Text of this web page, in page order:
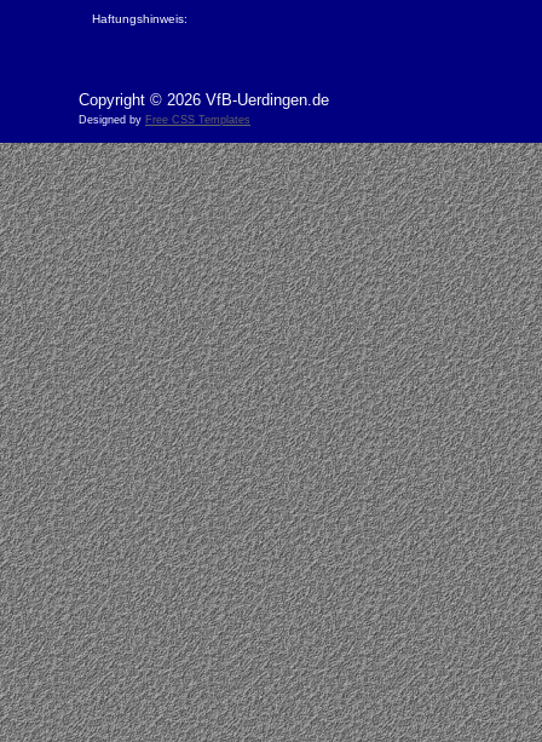
Haftungshinweis:
Copyright © 2026 VfB-Uerdingen.de
Designed by Free CSS Templates